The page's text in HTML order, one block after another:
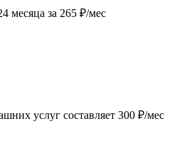
месяца за 265 ₽/мес
услуг составляет 300 ₽/мес